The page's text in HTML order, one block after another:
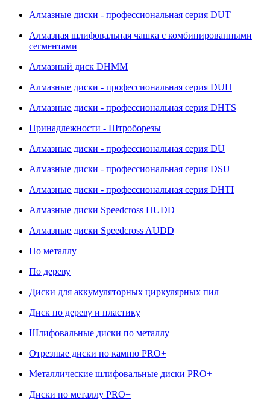
Алмазные диски - профессиональная серия DUT
Алмазная шлифовальная чашка с комбинированными
сегментами
Алмазный диск DHMM
Алмазные диски - профессиональная серия DUH
Алмазные диски - профессиональная серия DHTS
Принадлежности - Штроборезы
Алмазные диски - профессиональная серия DU
Алмазные диски - профессиональная серия DSU
Алмазные диски - профессиональная серия DHTI
Алмазные диски Speedcross HUDD
Алмазные диски Speedcross AUDD
По металлу
По дереву
Диски для аккумуляторных циркулярных пил
Диск по дереву и пластику
Шлифовальные диски по металлу
Отрезные диски по камню PRO+
Металлические шлифовальные диски PRO+
Диски по металлу PRO+